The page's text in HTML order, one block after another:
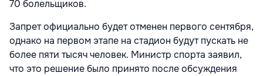
70 болельщиков.
Запрет официально будет отменен первого сентября,
однако на первом этапе на стадион будут пускать не
более пяти тысяч человек. Министр спорта заявил,
что это решение было принято после обсуждения